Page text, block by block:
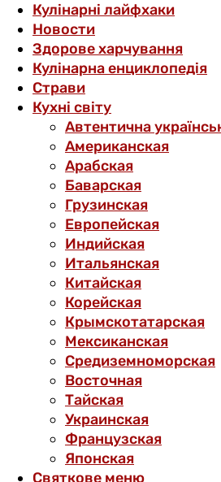
Кулінарні лайфхаки
Новости
Здорове харчування
Кулінарна енциклопедія
Страви
Кухні світу
Автентична
Американская
Арабская
Баварская
Грузинская
Европейская
Индийская
Итальянская
Китайская
Корейская
Крымскотатарская
Мексиканская
Средиземноморская
Восточная
Тайская
Украинская
Французская
Японская
Святкове меню